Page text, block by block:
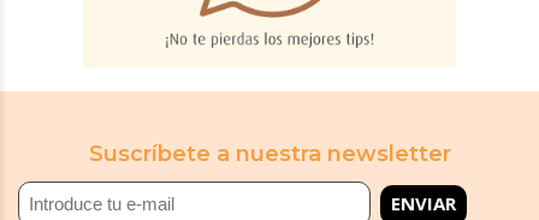
Suscríbete a nuestra newsletter